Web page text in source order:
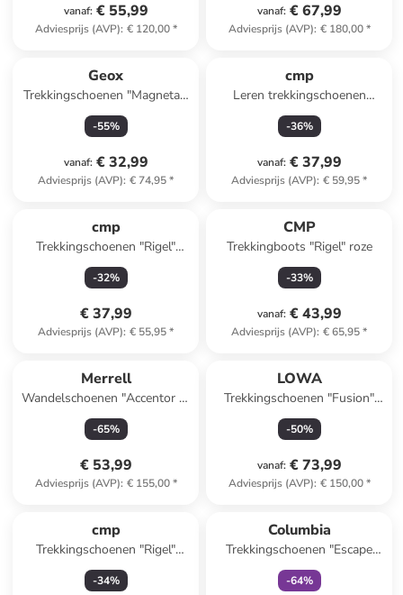
vanaf: € 55,99
Adviesprijs (AVP): € 120,00*
vanaf: € 67,99
Adviesprijs (AVP): € 180,00*
Geox
Trekkingschoenen "Magnetar"
blauw
-55%
vanaf: € 32,99
Adviesprijs (AVP): € 74,95*
cmp
Leren trekkingschoenen
"Rigel" kaki
-36%
vanaf: € 37,99
Adviesprijs (AVP): € 59,95*
cmp
Trekkingschoenen "Rigel"
lichtblauw/roze
-32%
€ 37,99
Adviesprijs (AVP): € 55,95*
CMP
Trekkingboots "Rigel" roze
-33%
vanaf: € 43,99
Adviesprijs (AVP): € 65,95*
Merrell
Wandelschoenen "Accentor 3"
zwart
-65%
€ 53,99
Adviesprijs (AVP): € 155,00*
LOWA
Trekkingschoenen "Fusion"
turquoise
-50%
vanaf: € 73,99
Adviesprijs (AVP): € 150,00*
cmp
Trekkingschoenen "Rigel"
beige
-34%
Columbia
Trekkingschoenen "Escape
Thrive Titanium Mid"
turquoise
-64%